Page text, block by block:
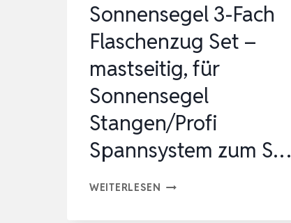
Sonnensegel 3-Fach
Flaschenzug Set –
mastseitig, für
Sonnensegel
Stangen/Profi
Spannsystem zum S…
WEITERLESEN SONNENSEGEL